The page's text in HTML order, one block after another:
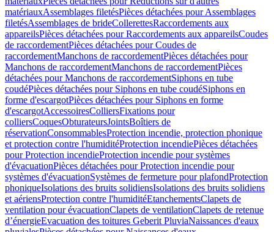
matériauxAssemblages filetésPièces détachées pour Assemblages
filetésAssemblages de brideCollerettesRaccordements aux
appareilsPièces détachées pour Raccordements aux appareilsCoudes
de raccordementPièces détachées pour Coudes de
raccordementManchons de raccordementPièces détachées pour
Manchons de raccordementManchons de raccordementPièces
détachées pour Manchons de raccordementSiphons en tube
coudéPièces détachées pour Siphons en tube coudéSiphons en
forme d'escargotPièces détachées pour Siphons en forme
d'escargotAccessoiresColliersFixations pour
colliersCoquesObturateursJointsBoîtiers de
réservationConsommablesProtection incendie, protection phonique
et protection contre l'humiditéProtection incendiePièces détachées
pour Protection incendieProtection incendie pour systèmes
d'évacuationPièces détachées pour Protection incendie pour
systèmes d'évacuationSystèmes de fermeture pour plafondProtection
phoniqueIsolations des bruits solidiensIsolations des bruits solidiens
et aériensProtection contre l'humiditéEtanchementsClapets de
ventilation pour évacuationClapets de ventilationClapets de retenue
d’énergieEvacuation des toitures Geberit PluviaNaissances d'eaux